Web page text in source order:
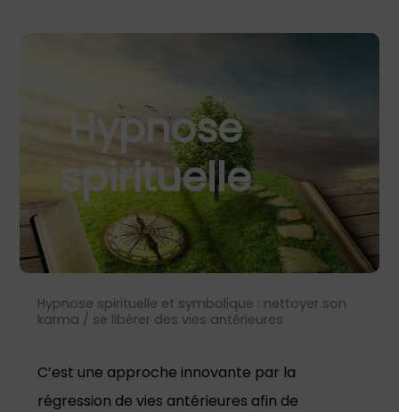
Hypnose
spirituelle
Hypnose spirituelle et symbolique : nettoyer son
karma / se libérer des vies antérieures
C’est une approche innovante par la
régression de vies antérieures afin de